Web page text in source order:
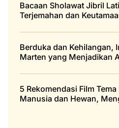
Bacaan Sholawat Jibril
Terjemahan dan
Berduka dan Kehilangan,
Marten yang Menjadikan
5 Rekomendasi Film
Manusia dan Hewan,